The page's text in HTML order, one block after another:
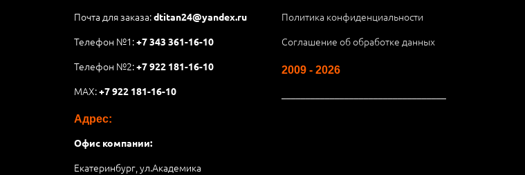
Почта для заказа:dtitan24@yandex.ru
Телефон №1:+7 343 361-16-10
Телефон №2:+7 922 181-16-10
MAX:+7 922 181-16-10
Адрес:
Офис компании:
Екатеринбург, ул.Академика
Политика конфиденциальности
Соглашение об обработке данных
2009 - 2026